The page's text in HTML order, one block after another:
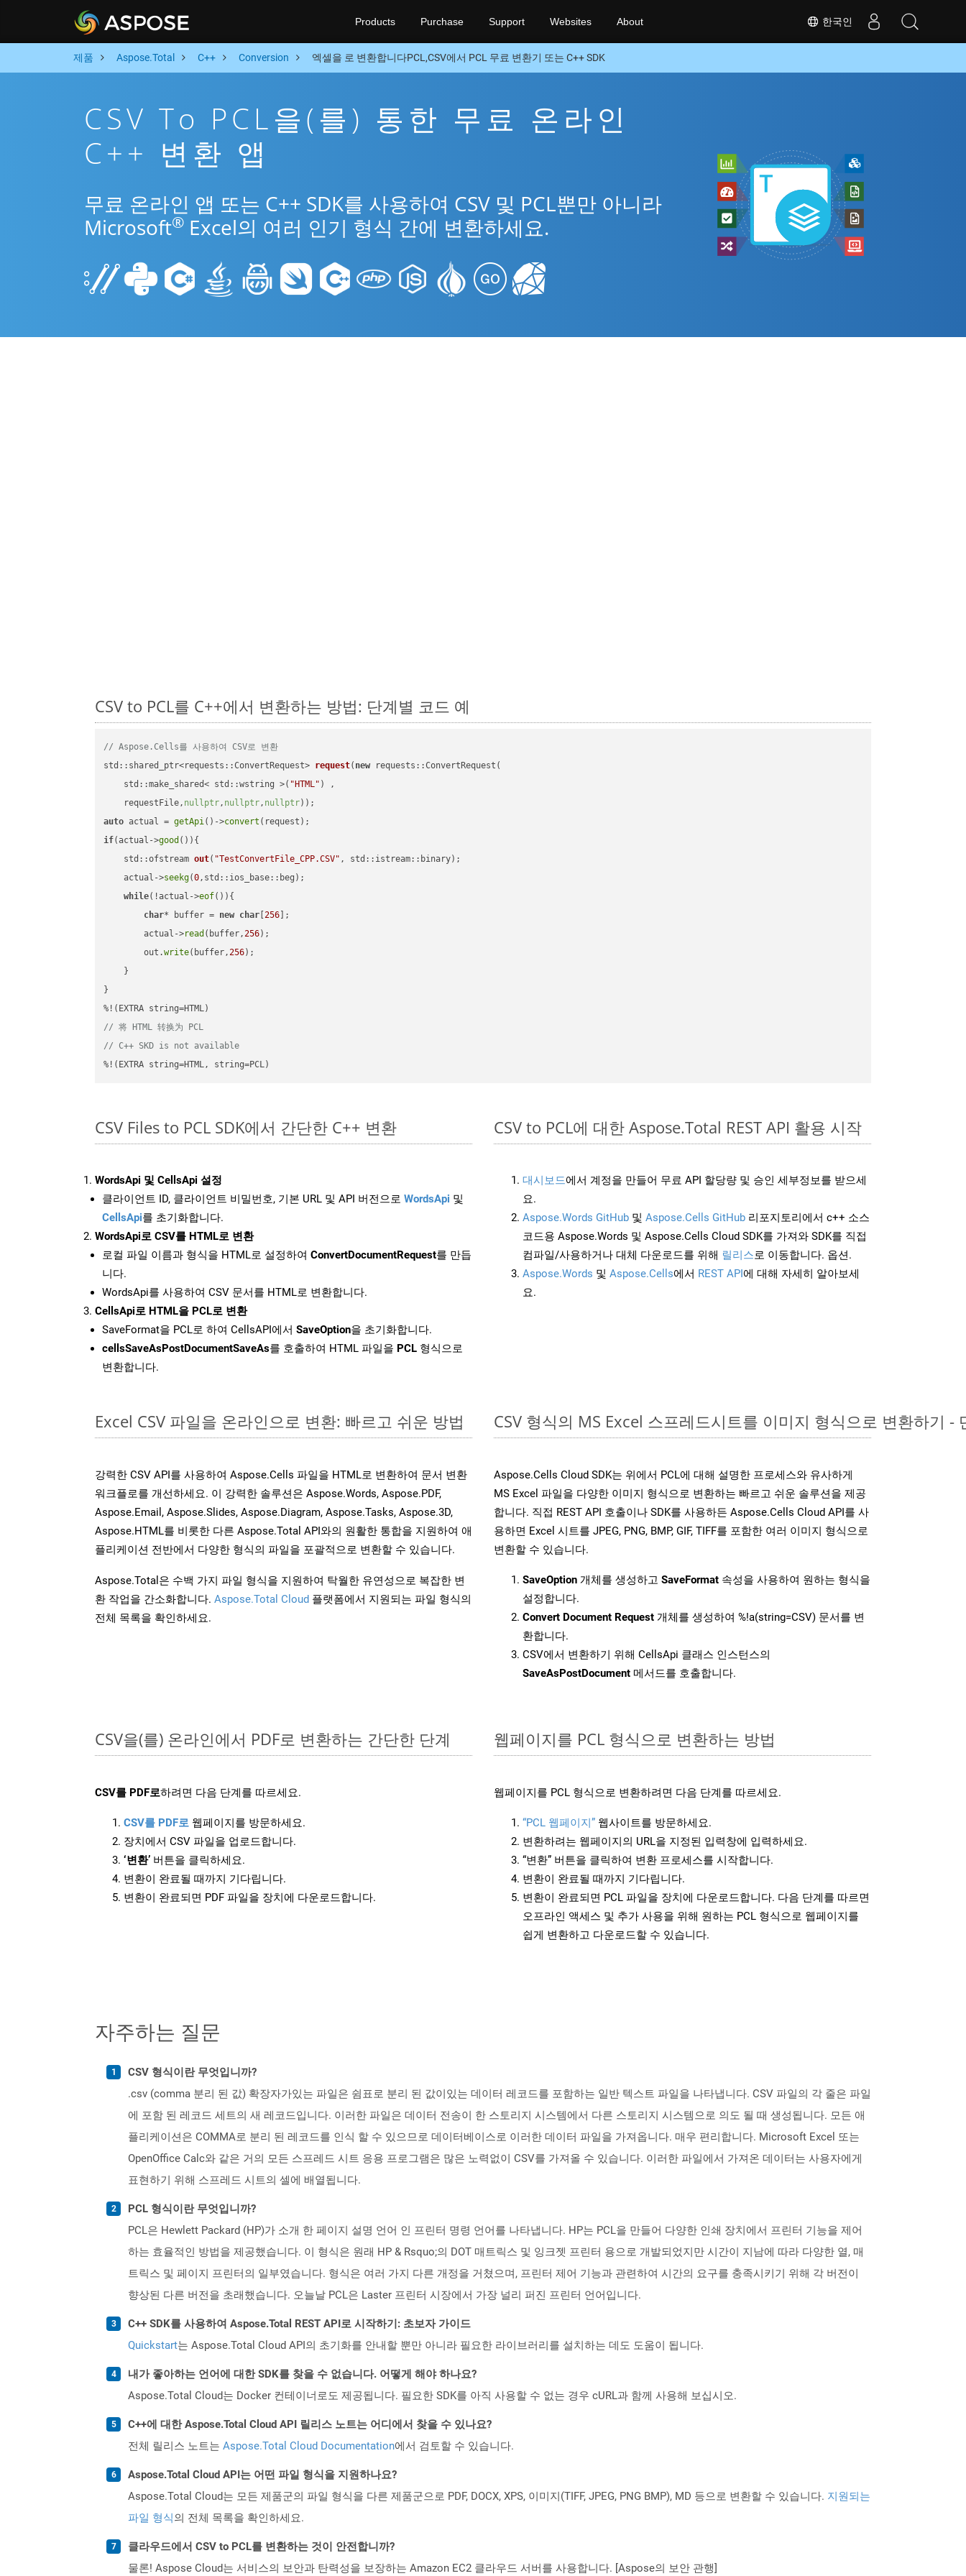
한국인
Products Purchase Support Websites About
제품 Aspose.Total C++ Conversion 엑셀을 로 변환합니다PCL,CSV에서 PCL 무료 변환기 또는 C++ SDK
CSV To PCL을(를) 통한 무료 온라인
C++ 변환 앱
무료 온라인 앱 또는 C++ SDK를 사용하여 CSV 및 PCL뿐만 아니라
Microsoft® Excel의 여러 인기 형식 간에 변환하세요.
CSV to PCL를 C++에서 변환하는 방법: 단계별 코드 예
// Aspose.Cells를 사용하여 CSV로 변환
std::shared_ptr<requests::ConvertRequest> request( new requests::ConvertRequest(
    std::make_shared< std::wstring >(
"HTML" ) ,
    requestFile,
nullptr, nullptr, nullptr))
auto actual = getApi()->convert
if(actual->good ()){
std::ofstream out( "TestConvertFile_CPP.CSV" , std::istream::binary) ;
    actual->
seekg(0,std::ios_base::beg);
while(!actual->eof()){
char* buffer = new char [256 ];
        actual->
read (buffer,256);
        out.
write(buffer,256);
    }
}
// 将 HTML 转换为 PCL
// C++ SKD is not available
%!(EXTRA string=HTML, string=PCL)
CSV Files to PCL SDK에서 간단한 C++ 변환
WordsApi 및 CellsApi 설정
클라이언트 ID, 클라이언트 비밀번호, 기본 URL 및 API 버전으로 WordsApi 및
CellsApi를 초기화합니다.
WordsApi로 CSV를 HTML로 변환
로컬 파일 이름과 형식을 HTML로 설정하여 ConvertDocumentRequest를 만듭
니다.
WordsApi를 사용하여 CSV 문서를 HTML로 변환합니다.
CellsApi로 HTML을 PCL로 변환
SaveFormat을 PCL로 하여 CellsAPI에서 SaveOption을 초기화합니다.
cellsSaveAsPostDocumentSaveAs를 호출하여 HTML 파일을 PCL 형식으로
변환합니다.
CSV to PCL에 대한 Aspose.Total REST API 활용 시작
대시보드에서 계정을 만들어 무료 API 할당량 및 승인 세부정보를 받으세
요.
Aspose.Words GitHub 및 Aspose.Cells GitHub 리포지토리에서 c++ 소스
코드용 Aspose.Words 및 Aspose.Cells Cloud SDK를 가져와 SDK를 직접
컴파일/사용하거나 대체 다운로드를 위해 릴리스로 이동합니다. 옵션.
Aspose.Words 및 Aspose.Cells에서 REST API에 대해 자세히 알아보세
요.
Excel CSV 파일을 온라인으로 변환: 빠르고 쉬운 방법
강력한 CSV API를 사용하여 Aspose.Cells 파일을 HTML로 변환하여 문서 변환
워크플로를 개선하세요. 이 강력한 솔루션은 Aspose.Words, Aspose.PDF,
Aspose.Email, Aspose.Slides, Aspose.Diagram, Aspose.Tasks, Aspose.3D,
Aspose.HTML를 비롯한 다른 Aspose.Total API와의 원활한 통합을 지원하여 애
플리케이션 전반에서 다양한 형식의 파일을 포괄적으로 변환할 수 있습니다.
Aspose.Total은 수백 가지 파일 형식을 지원하여 탁월한 유연성으로 복잡한 변
환 작업을 간소화합니다. Aspose.Total Cloud 플랫폼에서 지원되는 파일 형식의
전체 목록을 확인하세요.
CSV 형식의 MS Excel 스프레드시트를 이미지 형식으로 변환하기 -
Aspose.Cells Cloud SDK는 위에서 PCL에 대해 설명한 프로세스와 유사하게
MS Excel 파일을 다양한 이미지 형식으로 변환하는 빠르고 쉬운 솔루션을 제공
합니다. 직접 REST API 호출이나 SDK를 사용하든 Aspose.Cells Cloud API를 사
용하면 Excel 시트를 JPEG, PNG, BMP, GIF, TIFF를 포함한 여러 이미지 형식으로
변환할 수 있습니다.
SaveOption 개체를 생성하고 SaveFormat 속성을 사용하여 원하는 형식을
설정합니다.
Convert Document Request 개체를 생성하여 %!a(string=CSV) 문서를 변
환합니다.
CSV에서 변환하기 위해 CellsApi 클래스 인스턴스의
SaveAsPostDocument 메서드를 호출합니다.
CSV을(를) 온라인에서 PDF로 변환하는 간단한 단계
CSV를 PDF로하려면 다음 단계를 따르세요.
CSV를 PDF로 웹페이지를 방문하세요.
장치에서 CSV 파일을 업로드합니다.
‘변환’ 버튼을 클릭하세요.
변환이 완료될 때까지 기다립니다.
변환이 완료되면 PDF 파일을 장치에 다운로드합니다.
웹페이지를 PCL 형식으로 변환하는 방법
웹페이지를 PCL 형식으로 변환하려면 다음 단계를 따르세요.
“PCL 웹페이지” 웹사이트를 방문하세요.
변환하려는 웹페이지의 URL을 지정된 입력창에 입력하세요.
“변환” 버튼을 클릭하여 변환 프로세스를 시작합니다.
변환이 완료될 때까지 기다립니다.
변환이 완료되면 PCL 파일을 장치에 다운로드합니다. 다음 단계를 따르면
오프라인 액세스 및 추가 사용을 위해 원하는 PCL 형식으로 웹페이지를
쉽게 변환하고 다운로드할 수 있습니다.
자주하는 질문
CSV 형식이란 무엇입니까?
.csv (comma 분리 된 값) 확장자가있는 파일은 쉼표로 분리 된 값이있는 데이터 레코드를 포함하는 일반 텍스트 파일을 나타냅니다. CSV 파일의 각 줄은 파일
에 포함 된 레코드 세트의 새 레코드입니다. 이러한 파일은 데이터 전송이 한 스토리지 시스템에서 다른 스토리지 시스템으로 의도 될 때 생성됩니다. 모든 애
플리케이션은 COMMA로 분리 된 레코드를 인식 할 수 있으므로 데이터베이스로 이러한 데이터 파일을 가져옵니다. 매우 편리합니다. Microsoft Excel 또는
OpenOffice Calc와 같은 거의 모든 스프레드 시트 응용 프로그램은 많은 노력없이 CSV를 가져올 수 있습니다. 이러한 파일에서 가져온 데이터는 사용자에게
표현하기 위해 스프레드 시트의 셀에 배열됩니다.
PCL 형식이란 무엇입니까?
PCL은 Hewlett Packard (HP)가 소개 한 페이지 설명 언어 인 프린터 명령 언어를 나타냅니다. HP는 PCL을 만들어 다양한 인쇄 장치에서 프린터 기능을 제어
하는 ​​효율적인 방법을 제공했습니다. 이 형식은 원래 HP & Rsquo;의 DOT 매트릭스 및 잉크젯 프린터 용으로 개발되었지만 시간이 지남에 따라 다양한 열, 매
트릭스 및 페이지 프린터의 일부였습니다. 형식은 여러 가지 다른 개정을 거쳤으며, 프린터 제어 기능과 관련하여 시간의 요구를 충족시키기 위해 각 버전이
향상된 다른 버전을 초래했습니다. 오늘날 PCL은 Laster 프린터 시장에서 가장 널리 퍼진 프린터 언어입니다.
C++ SDK를 사용하여 Aspose.Total REST API로 시작하기: 초보자 가이드
Quickstart는 Aspose.Total Cloud API의 초기화를 안내할 뿐만 아니라 필요한 라이브러리를 설치하는 데도 도움이 됩니다.
내가 좋아하는 언어에 대한 SDK를 찾을 수 없습니다. 어떻게 해야 하나요?
Aspose.Total Cloud는 Docker 컨테이너로도 제공됩니다. 필요한 SDK를 아직 사용할 수 없는 경우 cURL과 함께 사용해 보십시오.
C++에 대한 Aspose.Total Cloud API 릴리스 노트는 어디에서 찾을 수 있나요?
전체 릴리스 노트는 Aspose.Total Cloud Documentation에서 검토할 수 있습니다.
Aspose.Total Cloud API는 어떤 파일 형식을 지원하나요?
Aspose.Total Cloud는 모든 제품군의 파일 형식을 다른 제품군으로 PDF, DOCX, XPS, 이미지(TIFF, JPEG, PNG BMP), MD 등으로 변환할 수 있습니다. 지원되는
파일 형식의 전체 목록을 확인하세요.
클라우드에서 CSV to PCL를 변환하는 것이 안전합니까?
물론! Aspose Cloud는 서비스의 보안과 탄력성을 보장하는 Amazon EC2 클라우드 서버를 사용합니다. [Aspose의 보안 관행]